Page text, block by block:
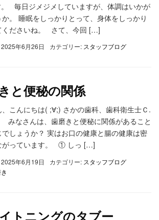
毎日ジメジメしていますが、体調はいかが
。 睡眠をしっかりとって、身体をしっかり
くださいね。 さて、今回 […]
年6月26日 カテゴリー: スタッフブログ
と便秘の関係
こんにちは( ;∀;) さかの歯科、歯科衛生士Ｃ.
みなさんは、歯磨きと便秘に関係があること
でしょうか？ 実はお口の健康と腸の健康は密
がっています。 ① しっ […]
年6月19日 カテゴリー: スタッフブログ
トニングのタブー